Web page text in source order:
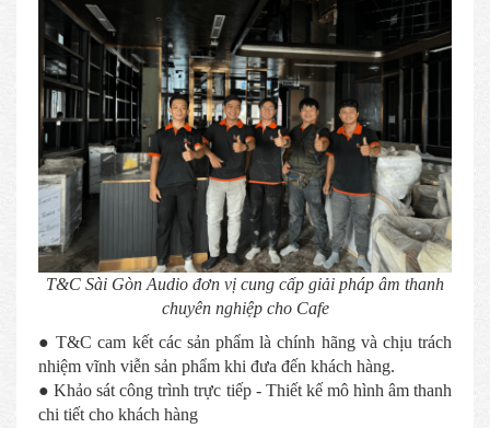
T&C Sài Gòn Audio đơn vị cung cấp giải pháp âm thanh
chuyên nghiệp cho Cafe
● T&C cam kết các sản phẩm là chính hãng và chịu trách
nhiệm vĩnh viễn sản phẩm khi đưa đến khách hàng.
● Khảo sát công trình trực tiếp - Thiết kế mô hình âm thanh
chi tiết cho khách hàng